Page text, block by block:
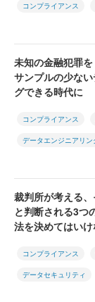
コンプライアンス
未知の金融犯罪を
サンプルの少な
グできる時代に
コンプライアンス
データエンジニアリン
裁判所が考える
と判断される3つ
法を決めてはい
コンプライアンス
データセキュリティ